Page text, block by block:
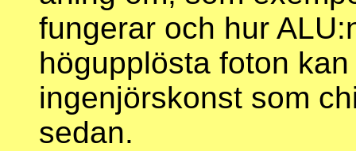
fungerar och hur
högupplösta foton
ingenjörskonst som
sedan.